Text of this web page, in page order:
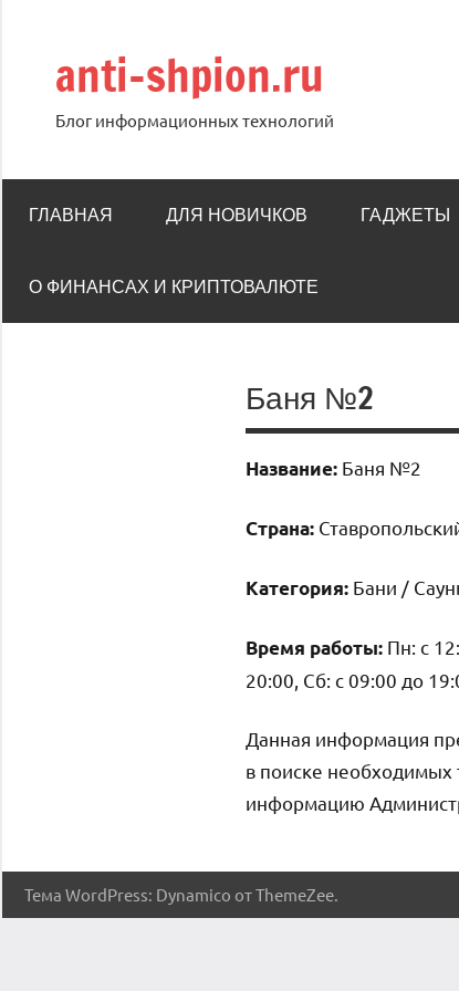
содержимому
anti-shpion.ru
Блог информационных технологий
ГЛАВНАЯ ДЛЯ НОВИЧКОВ ГАДЖЕТЫ
О ФИНАНСАХ И КРИПТОВАЛЮТЕ
Баня №2
Название: Баня №2
Страна:
Категория: Бани /
Время работы: Пн: с
20:00, Сб: с 09:00 до
Данная информация
в поиске
информацию
Тема WordPress: Dynamico от ThemeZee.